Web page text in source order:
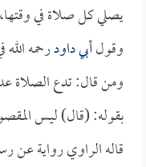
يصلي كل صلاة في
وقولأبي داودرحمه
ومن قال: تدع الصلاة
بقوله: (قال) ليس
قاله الراوي رواية عن